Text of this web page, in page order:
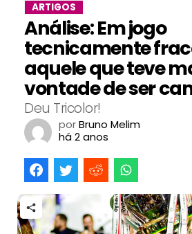
ARTIGOS
Análise: Em jogo
tecnicamente
aquele que teve
vontade de ser
Deu Tricolor!
porBruno Melim
há 2 anos